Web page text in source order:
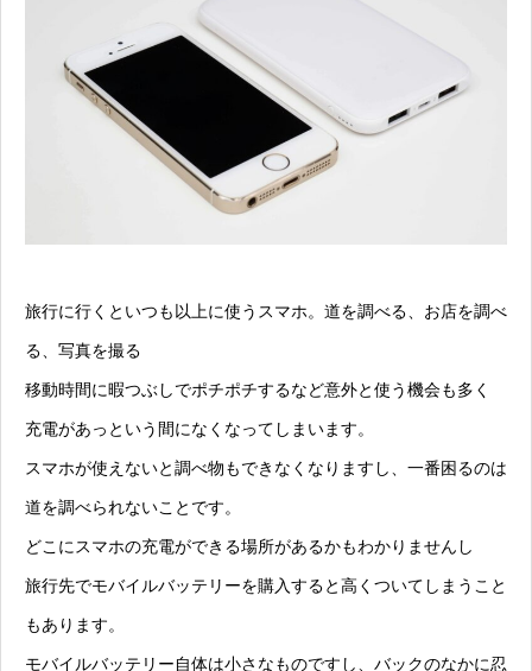
旅行に行くといつも以上に使うスマホ。道を調べる、お店を調べ
る、写真を撮る
移動時間に暇つぶしでポチポチするなど意外と使う機会も多く
充電があっという間になくなってしまいます。
スマホが使えないと調べ物もできなくなりますし、一番困るのは
道を調べられないことです。
どこにスマホの充電ができる場所があるかもわかりませんし
旅行先でモバイルバッテリーを購入すると高くついてしまうこと
もあります。
モバイルバッテリー自体は小さなものですし、バックのなかに忍